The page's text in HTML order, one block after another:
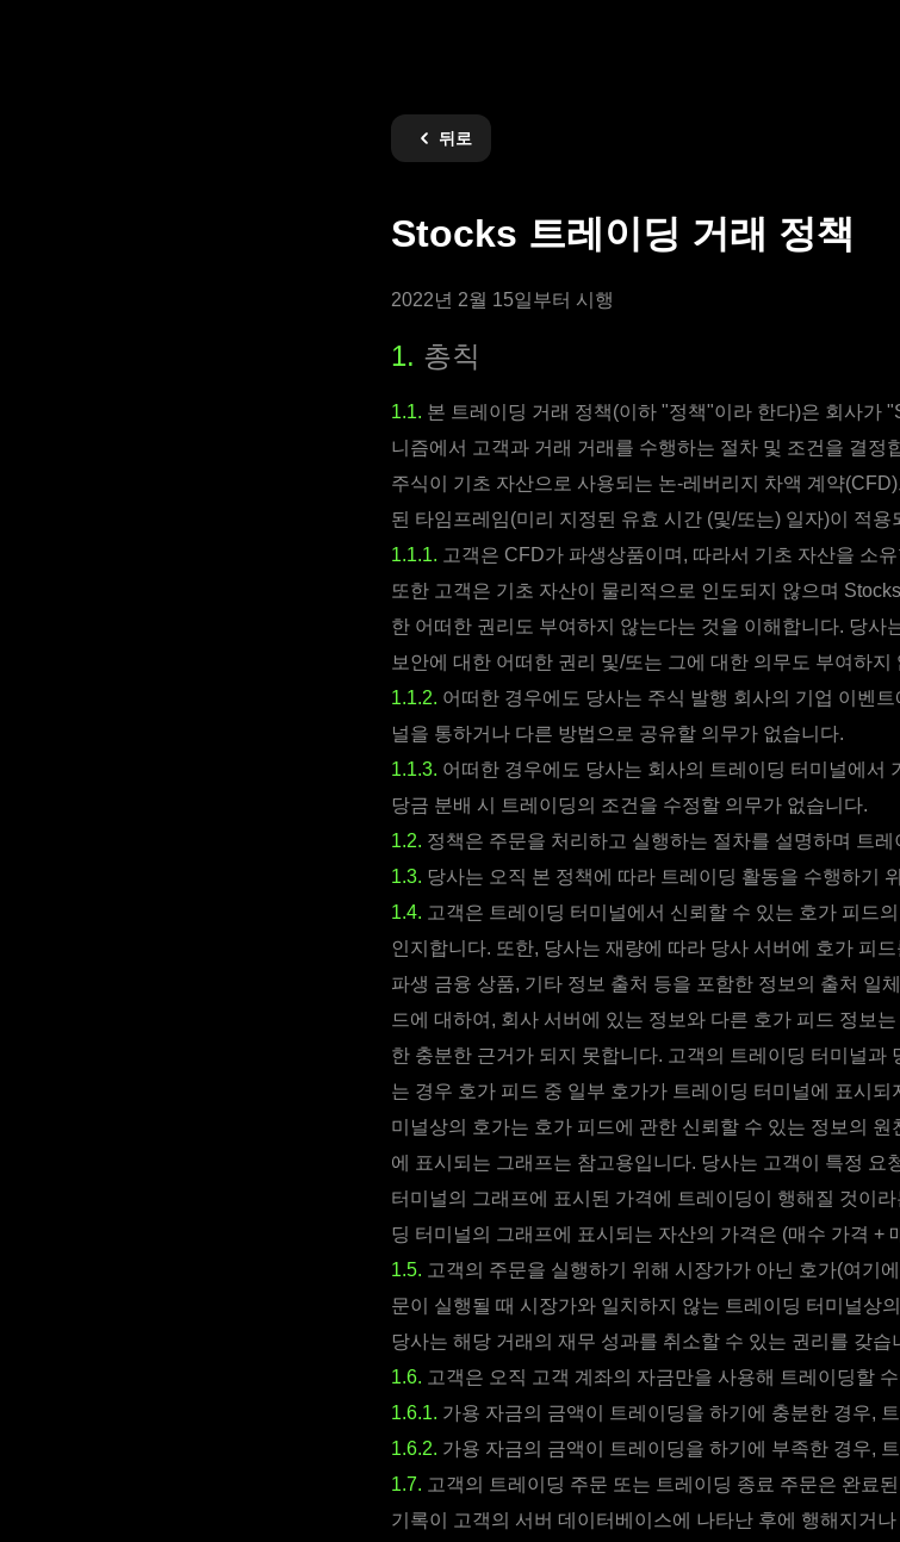
뒤로
Stocks 트레이딩 거래 정책
2022년 2월 15일부터 시행
1. 총칙
1.1. 본 트레이딩 거래 정책(이하 "정책"이라 한다)은 회사가
니즘에서 고객과 거래 거래를 수행하는 절차 및 조건을 결정
주식이 기초 자산으로 사용되는 논-레버리지 차액 계약
된 타임프레임(미리 지정된 유효 시간 (및/또는) 일자)이 적용
1.1.1. 고객은 CFD가 파생상품이며, 따라서 기초 자산을 소
또한 고객은 기초 자산이 물리적으로 인도되지 않으며
한 어떠한 권리도 부여하지 않는다는 것을 이해합니다. 당사
보안에 대한 어떠한 권리 및/또는 그에 대한 의무도 부여하지
1.1.2. 어떠한 경우에도 당사는 주식 발행 회사의 기업 이벤
널을 통하거나 다른 방법으로 공유할 의무가 없습니다.
1.1.3. 어떠한 경우에도 당사는 회사의 트레이딩 터미널에서
당금 분배 시 트레이딩의 조건을 수정할 의무가 없습니다.
1.2. 정책은 주문을 처리하고 실행하는 절차를 설명하며 트
1.3. 당사는 오직 본 정책에 따라 트레이딩 활동을 수행하기
1.4. 고객은 트레이딩 터미널에서 신뢰할 수 있는 호가 피드
인지합니다. 또한, 당사는 재량에 따라 당사 서버에 호가 피
파생 금융 상품, 기타 정보 출처 등을 포함한 정보의 출처 일
드에 대하여, 회사 서버에 있는 정보와 다른 호가 피드 정보
한 충분한 근거가 되지 못합니다. 고객의 트레이딩 터미널과
는 경우 호가 피드 중 일부 호가가 트레이딩 터미널에 표시
미널상의 호가는 호가 피드에 관한 신뢰할 수 있는 정보의
에 표시되는 그래프는 참고용입니다. 당사는 고객이 특정 요
터미널의 그래프에 표시된 가격에 트레이딩이 행해질 것이
딩 터미널의 그래프에 표시되는 자산의 가격은 (매수 가격 +
1.5. 고객의 주문을 실행하기 위해 시장가가 아닌 호가(여기
문이 실행될 때 시장가와 일치하지 않는 트레이딩 터미널상
당사는 해당 거래의 재무 성과를 취소할 수 있는 권리를 갖습
1.6. 고객은 오직 고객 계좌의 자금만을 사용해 트레이딩할
1.6.1. 가용 자금의 금액이 트레이딩을 하기에 충분한 경우,
1.6.2. 가용 자금의 금액이 트레이딩을 하기에 부족한 경우,
1.7. 고객의 트레이딩 주문 또는 트레이딩 종료 주문은 완료
기록이 고객의 서버 데이터베이스에 나타난 후에 행해지거